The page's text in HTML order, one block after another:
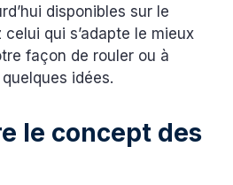
disponibles sur le
qui s’adapte le mieux
façon de rouler ou à
idées.
le concept des